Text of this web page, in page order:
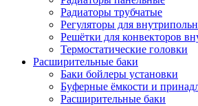
Радиаторы трубчатые
Регуляторы для
Решётки для конвекторов
Термостатические головки
Расширительные баки
Баки бойлеры установки
Буферные ёмкости и
Расширительные баки